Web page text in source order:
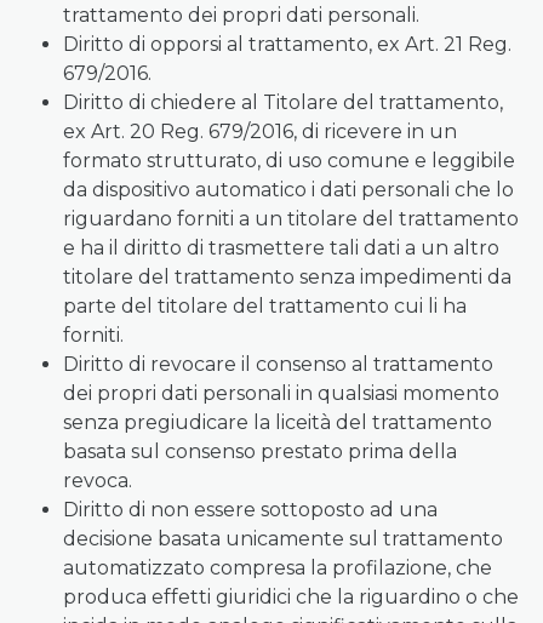
trattamento dei propri dati personali.
Diritto di opporsi al trattamento, ex Art. 21 Reg.
679/2016.
Diritto di chiedere al Titolare del trattamento,
ex Art. 20 Reg. 679/2016, di ricevere in un
formato strutturato, di uso comune e leggibile
da dispositivo automatico i dati personali che lo
riguardano forniti a un titolare del trattamento
e ha il diritto di trasmettere tali dati a un altro
titolare del trattamento senza impedimenti da
parte del titolare del trattamento cui li ha
forniti.
Diritto di revocare il consenso al trattamento
dei propri dati personali in qualsiasi momento
senza pregiudicare la liceità del trattamento
basata sul consenso prestato prima della
revoca.
Diritto di non essere sottoposto ad una
decisione basata unicamente sul trattamento
automatizzato compresa la profilazione, che
produca effetti giuridici che la riguardino o che